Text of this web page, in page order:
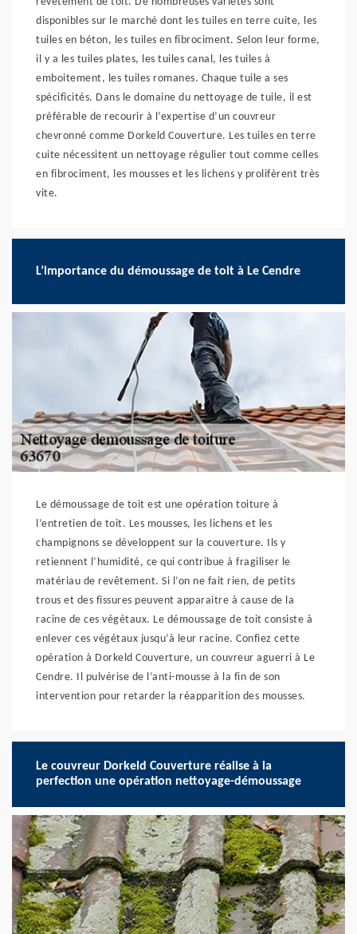
disponibles sur le marché dont les tuiles en terre cuite, les
tuiles en béton, les tuiles en fibrociment. Selon leur forme,
il y a les tuiles plates, les tuiles canal, les tuiles à
emboitement, les tuiles romanes. Chaque tuile a ses
spécificités. Dans le domaine du nettoyage de tuile, il est
préférable de recourir à l’expertise d’un couvreur
chevronné comme Dorkeld Couverture. Les tuiles en terre
cuite nécessitent un nettoyage régulier tout comme celles
en fibrociment, les mousses et les lichens y prolifèrent très
vite.
L’importance du démoussage de toit à Le Cendre
Le démoussage de toit est une opération toiture à
l’entretien de toit. Les mousses, les lichens et les
champignons se développent sur la couverture. Ils y
retiennent l’humidité, ce qui contribue à fragiliser le
matériau de revêtement. Si l’on ne fait rien, de petits
trous et des fissures peuvent apparaitre à cause de la
racine de ces végétaux. Le démoussage de toit consiste à
enlever ces végétaux jusqu’à leur racine. Confiez cette
opération à Dorkeld Couverture, un couvreur aguerri à Le
Cendre. Il pulvérise de l’anti-mousse à la fin de son
intervention pour retarder la réapparition des mousses.
Le couvreur Dorkeld Couverture réalise à la
perfection une opération nettoyage-démoussage